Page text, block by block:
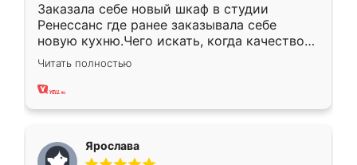
Заказала себе новый шкаф в студии
Ренессанс где ранее заказывала себе
новую кухню.Чего искать, когда качеством
вполне довольна. Служит кухня уже почти
два года, нареканий нет.
Читать полностью
Ярослава